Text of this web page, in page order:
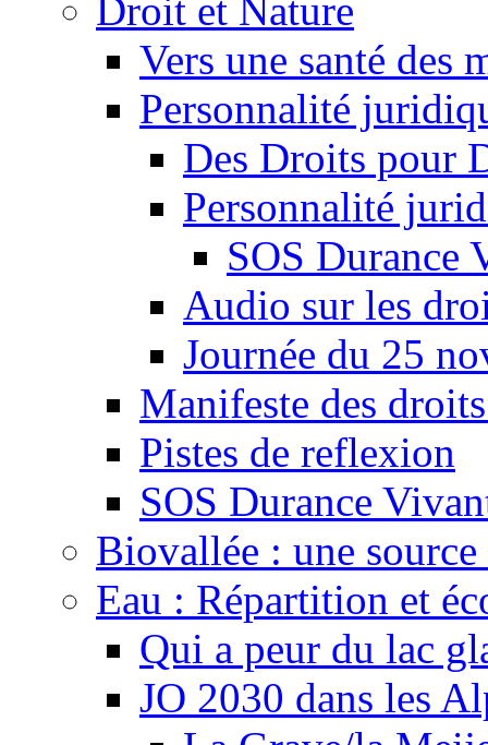
Droit et Nature
Vers une santé des
Personnalité
Des Droits pour
Personnalité
SOS Durance
Audio sur les
Journée du 25
Manifeste des
Pistes de reflexion
SOS Durance
Biovallée : une
Eau : Répartition et
Qui a peur du lac
JO 2030 dans les